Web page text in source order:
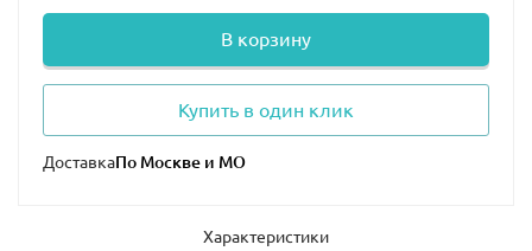
В корзину
Купить в один клик
Доставка
Характеристики